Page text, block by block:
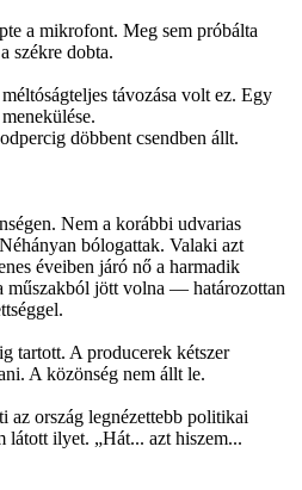
a mikrofont. Meg sem próbálta
székre dobta.
távozása volt ez. Egy
döbbent csendben állt.
Nem a korábbi udvarias
bólogattak. Valaki azt
éveiben járó nő a harmadik
műszakból jött volna — határozottan
tartott. A producerek kétszer
A közönség nem állt le.
ország legnézettebb politikai
ilyet. „Hát... azt hiszem...